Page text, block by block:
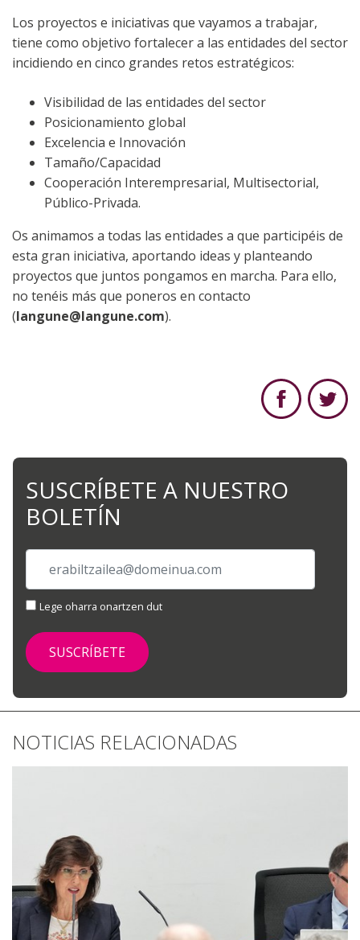
Los proyectos e iniciativas que vayamos a trabajar,
tiene como objetivo fortalecer a las entidades del sector
incidiendo en cinco grandes retos estratégicos:
Visibilidad de las entidades del sector
Posicionamiento global
Excelencia e Innovación
Tamaño/Capacidad
Cooperación Interempresarial, Multisectorial,
Público-Privada.
Os animamos a todas las entidades a que participéis de
esta gran iniciativa, aportando ideas y planteando
proyectos que juntos pongamos en marcha. Para ello,
no tenéis más que poneros en contacto
(langune@langune.com).
SUSCRÍBETE A NUESTRO
BOLETÍN
Lege oharra onartzen dut
NOTICIAS RELACIONADAS